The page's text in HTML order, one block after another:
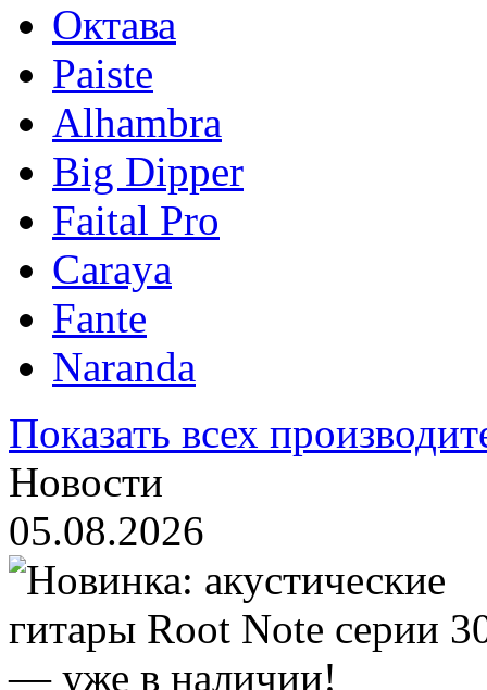
Октава
Paiste
Alhambra
Big Dipper
Faital Pro
Caraya
Fante
Naranda
Показать всех
Новости
05.08.2026